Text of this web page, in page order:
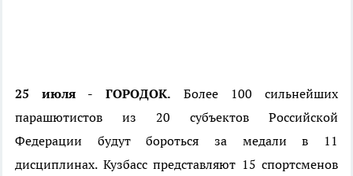
25 июля - ГОРОДОК. Более 100 сильнейших
парашютистов из 20 субъектов Российской
Федерации будут бороться за медали в 11
дисциплинах. Кузбасс представляют 15 спортсменов